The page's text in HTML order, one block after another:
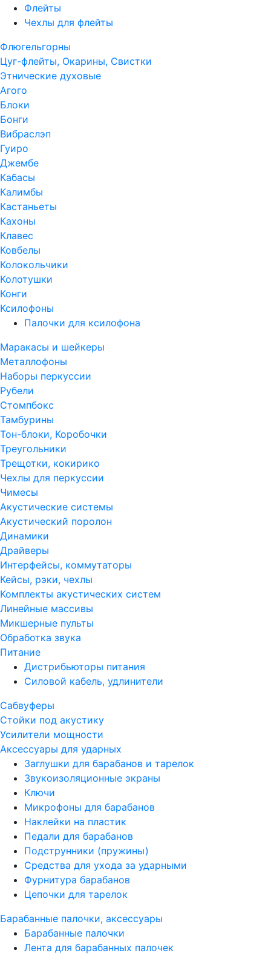
Флейты
Чехлы для флейты
Флюгельгорны
Цуг-флейты, Окарины, Свистки
Этнические духовые
Агого
Блоки
Бонги
Вибраслэп
Гуиро
Джембе
Кабасы
Калимбы
Кастаньеты
Кахоны
Клавес
Ковбелы
Колокольчики
Колотушки
Конги
Ксилофоны
Палочки для ксилофона
Маракасы и шейкеры
Металлофоны
Наборы перкуссии
Рубели
Стомпбокс
Тамбурины
Тон-блоки, Коробочки
Треугольники
Трещотки, кокирико
Чехлы для перкуссии
Чимесы
Акустические системы
Акустический поролон
Динамики
Драйверы
Интерфейсы, коммутаторы
Кейсы, рэки, чехлы
Комплекты акустических систем
Линейные массивы
Микшерные пульты
Обработка звука
Питание
Дистрибьюторы питания
Силовой кабель, удлинители
Сабвуферы
Стойки под акустику
Усилители мощности
Аксессуары для ударных
Заглушки для барабанов и тарелок
Звукоизоляционные экраны
Ключи
Микрофоны для барабанов
Наклейки на пластик
Педали для барабанов
Подструнники (пружины)
Средства для ухода за ударными
Фурнитура барабанов
Цепочки для тарелок
Барабанные палочки, аксессуары
Барабанные палочки
Лента для барабанных палочек